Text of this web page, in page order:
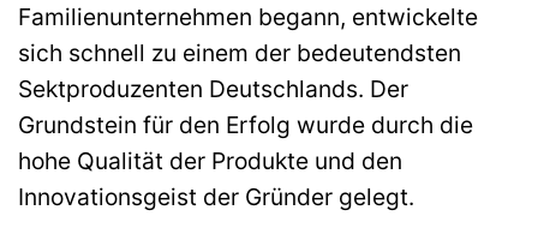
Familienunternehmen begann, entwickelte
sich schnell zu einem der bedeutendsten
Sektproduzenten Deutschlands. Der
Grundstein für den Erfolg wurde durch die
hohe Qualität der Produkte und den
Innovationsgeist der Gründer gelegt.